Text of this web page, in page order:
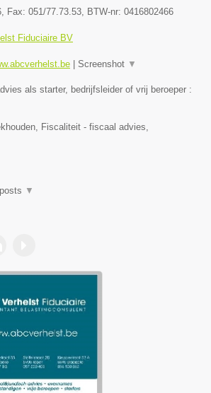
, Fax: 051/77.73.53 , BTW-nr: 0416802466
Fiduciaire BV
| Screenshot ▼
als starter, bedrijfsleider of vrij beroeper :
Fiscaliteit - fiscaal advies,
▼